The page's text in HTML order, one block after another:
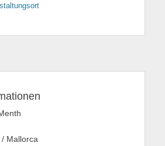
Mallorca